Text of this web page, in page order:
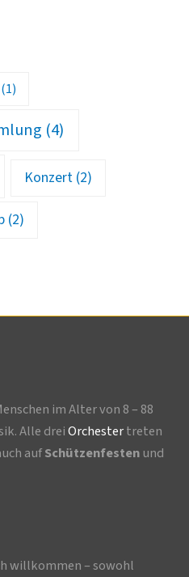
(1)
(4)
Konzert(2)
(2)
im Alter von 8 – 88
Alle dreiOrchestertreten
aufSchützenfestenund
willkommen – sowohl